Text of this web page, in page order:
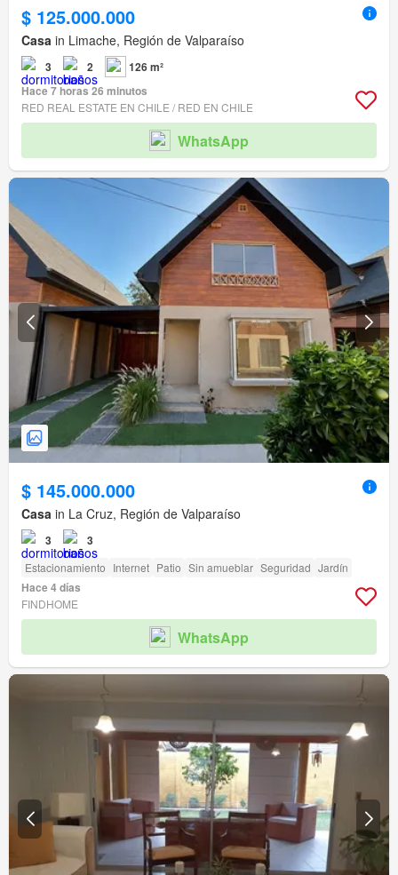
$ 125.000.000
Casa in Limache, Región de Valparaíso
3 2
126 m²
Hace 7 horas 26 minutos
RED REAL ESTATE EN CHILE / RED EN CHILE
WhatsApp
$ 145.000.000
Casa in La Cruz, Región de Valparaíso
3 3
Estacionamiento Internet Patio Sin amueblar Seguridad Jardín
Hace 4 días
FINDHOME
WhatsApp